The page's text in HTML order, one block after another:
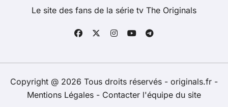
Le site des fans de la série tv The Originals
Copyright @ 2026 Tous droits réservés - originals.fr -
Mentions Légales - Contacter l'équipe du site